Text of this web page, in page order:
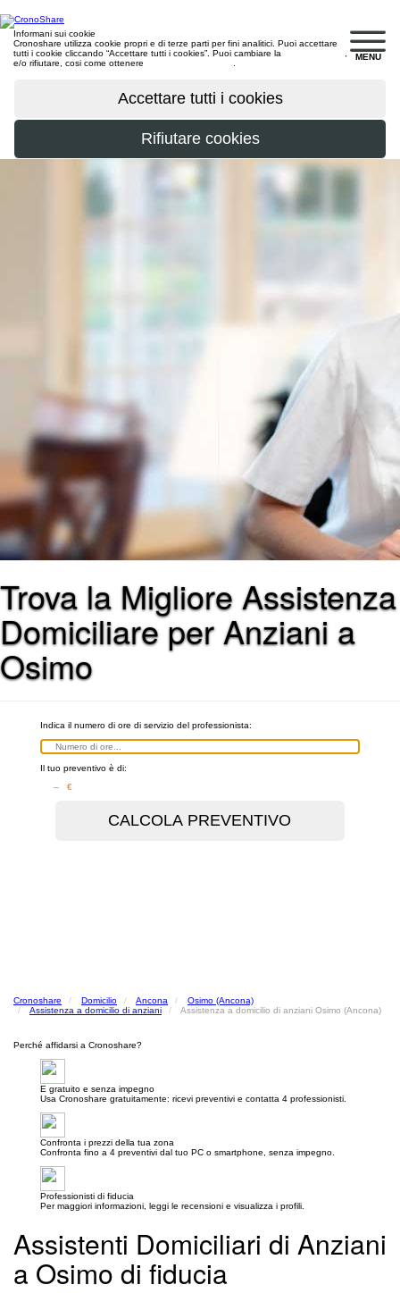
MENU
Informani sui cookie
Cronoshare utilizza cookie propri e di terze parti per fini analitici. Puoi accettare
tutti i cookie cliccando “Accettare tutti i cookies”. Puoi cambiare la
e/o rifiutare, cosi come ottenere
Trova la Migliore Assistenza
Domiciliare per Anziani a
Osimo
Indica il numero di ore di servizio del professionista:
Il tuo preventivo è di:
– €
Cronoshare Domicilio Ancona
Osimo (Ancona)
Assistenza a domicilio di anziani
Assistenza a domicilio di anziani Osimo (Ancona)
Perché affidarsi a Cronoshare?
E gratuito e senza impegno
Usa Cronoshare gratuitamente: ricevi preventivi e contatta 4 professionisti.
Confronta i prezzi della tua zona
Confronta fino a 4 preventivi dal tuo PC o smartphone, senza impegno.
Professionisti di fiducia
Per maggiori informazioni, leggi le recensioni e visualizza i profili.
Assistenti Domiciliari di Anziani
a Osimo di fiducia